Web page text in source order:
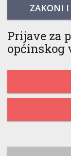
ZAKONI I
Prijave za
općinskog